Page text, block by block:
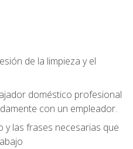
de la limpieza y el
doméstico profesional
con un empleador.
y las frases necesarias que